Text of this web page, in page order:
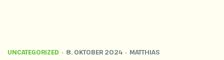
UNCATEGORIZED 8. OKTOBER 2024 MATTHIAS